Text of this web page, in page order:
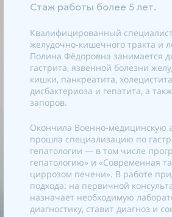
Стаж работы более 5 лет.
Квалифицированный
желудочно-кишечного тракта и
Полина Фёдоровна занимается
гастрита, язвенной болезни
кишки, панкреатита,
дисбактериоза и гепатита, а
запоров.
Окончила Военно-
прошла специализацию по
гепатологии — в том числе
гепатологию» и «Современная
циррозом печени». В работе
подхода: на первичной
назначает необходимую
диагностику, ставит диагноз и